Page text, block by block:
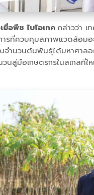
อพืช ไบโอเทค กล่าวว่า
รที่ควบคุมสภาพแวดล้อ
จำนวนต้นพันธุ์ได้มหาศ
นสู่มือเกษตรกรในสเกลที่